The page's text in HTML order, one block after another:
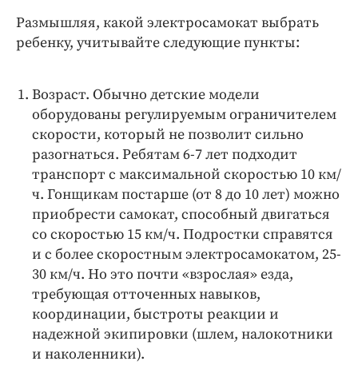
Размышляя, какой электросамокат выбрать
ребенку, учитывайте следующие пункты:
Возраст. Обычно детские модели
оборудованы регулируемым ограничителем
скорости, который не позволит сильно
разогнаться. Ребятам 6-7 лет подходит
транспорт с максимальной скоростью 10 км/
ч. Гонщикам постарше (от 8 до 10 лет) можно
приобрести самокат, способный двигаться
со скоростью 15 км/ч. Подростки справятся
и с более скоростным электросамокатом, 25-
30 км/ч. Но это почти «взрослая» езда,
требующая отточенных навыков,
координации, быстроты реакции и
надежной экипировки (шлем, налокотники
и наколенники).